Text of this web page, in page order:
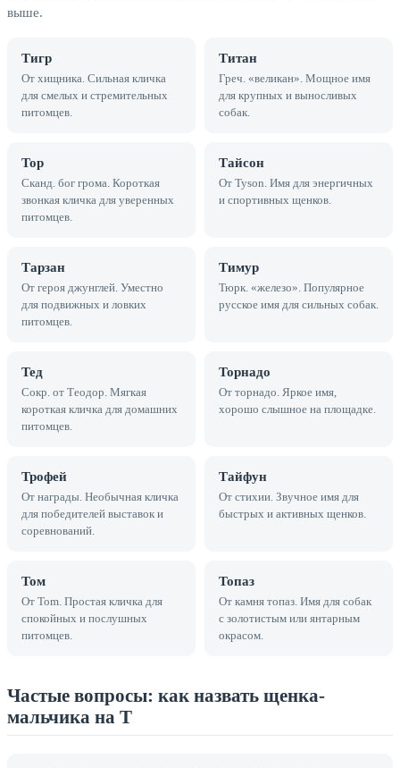
выше.
Тигр
От хищника. Сильная кличка
для смелых и стремительных
питомцев.
Титан
Греч. «великан». Мощное имя
для крупных и выносливых
собак.
Тор
Сканд. бог грома. Короткая
звонкая кличка для уверенных
питомцев.
Тайсон
От Tyson. Имя для энергичных
и спортивных щенков.
Тарзан
От героя джунглей. Уместно
для подвижных и ловких
питомцев.
Тимур
Тюрк. «железо». Популярное
русское имя для сильных собак.
Тед
Сокр. от Теодор. Мягкая
короткая кличка для домашних
питомцев.
Торнадо
От торнадо. Яркое имя,
хорошо слышное на площадке.
Трофей
От награды. Необычная кличка
для победителей выставок и
соревнований.
Тайфун
От стихии. Звучное имя для
быстрых и активных щенков.
Том
От Tom. Простая кличка для
спокойных и послушных
питомцев.
Топаз
От камня топаз. Имя для собак
с золотистым или янтарным
окрасом.
Частые вопросы: как назвать щенка-
мальчика на Т